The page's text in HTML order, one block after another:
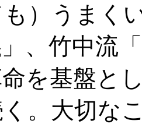
）うまく
、竹中流
を基盤と
。大切な